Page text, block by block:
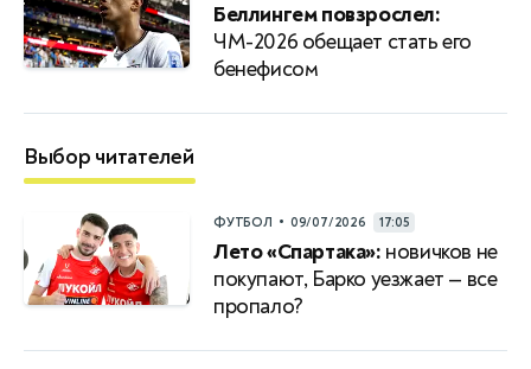
Беллингем повзрослел:
ЧМ-2026 обещает стать его
бенефисом
Выбор читателей
ФУТБОЛ • 09/07/2026 17:05
Лето «Спартака»: новичков не
покупают, Барко уезжает — все
пропало?